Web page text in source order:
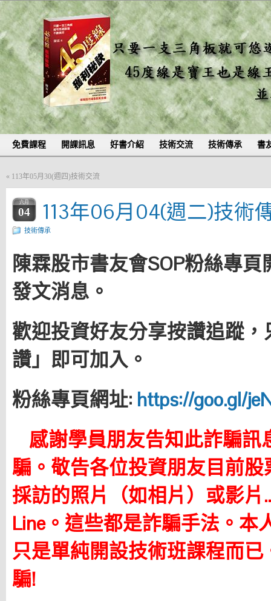
免費課程 開課訊息 好書介紹 技術交流 技術傳承 書
« 113年05月30(週四)技術交流
六月
04 113年06月04(週二)技術
技術傳承
陳霖股市書友會SOP粉絲專
發文消息。
歡迎投資好友分享按讚追蹤
讚」即可加入。
粉絲專頁網址: https://goo.gl/
感謝學員朋友告知此詐騙訊
騙。 敬告各位投資朋友目前
採訪的照片（如相片）或影
Line。這些都是詐騙手法。本
只是單純開設技術班課程而
騙!